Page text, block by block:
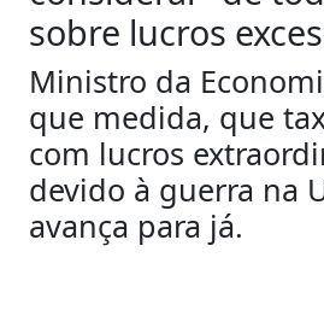
sobre lucros
Ministro da
que medida, que
com lucros
devido à guerra na
avança para já.